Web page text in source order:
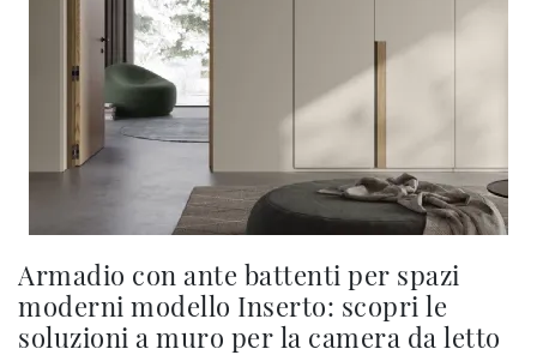
Armadio con ante battenti per spazi
moderni modello Inserto: scopri le
soluzioni a muro per la camera da letto